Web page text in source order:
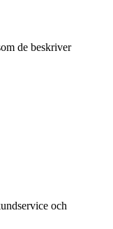
de beskriver
och